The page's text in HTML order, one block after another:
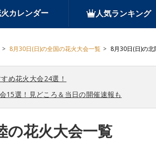
カレンダー 人気ランキング
8月30日(日)の全国の花火大会一覧 8月30日(日)の
め花火大会24選！
15選！見どころ＆当日の開催速報も
の花火大会一覧